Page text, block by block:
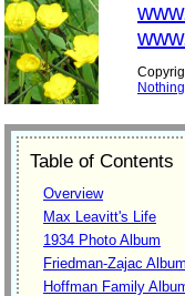
Table of Contents
Overview
Max Leavitt's Life
1934 Photo Album
Friedman-Zajac Album
Hoffman Family